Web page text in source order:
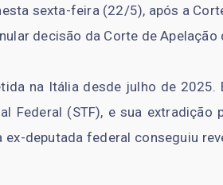
sexta-feira (22/5), após a
decisão da Corte de Apelação
na Itália desde julho de
Federal (STF), e sua
deputada federal conseguiu